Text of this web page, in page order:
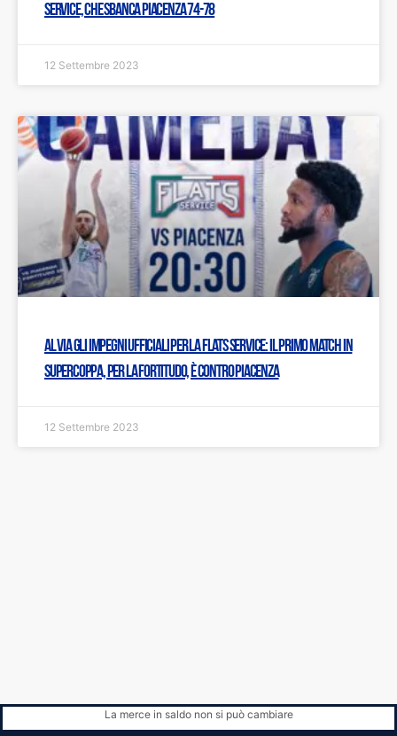
Service, che sbanca Piacenza 74-78
12 Settembre 2023
Al via gli impegni ufficiali per la Flats Service: Il primo match in
Supercoppa, per la Fortitudo, è contro Piacenza
12 Settembre 2023
La merce in saldo non si può cambiare